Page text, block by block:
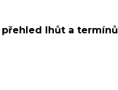
přehled lhůt a termínů